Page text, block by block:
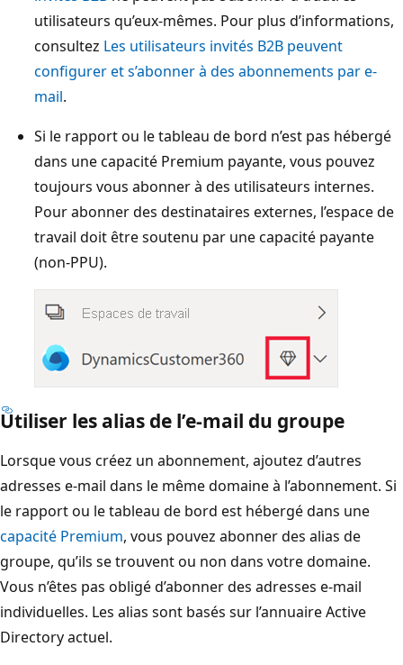
utilisateurs qu’eux-mêmes. Pour plus d’informations,
consultez Les utilisateurs invités B2B peuvent
configurer et s’abonner à des abonnements par e-
mail.
Si le rapport ou le tableau de bord n’est pas hébergé
dans une capacité Premium payante, vous pouvez
toujours vous abonner à des utilisateurs internes.
Pour abonner des destinataires externes, l’espace de
travail doit être soutenu par une capacité payante
(non-PPU).
Utiliser les alias de l’e-mail du groupe
Lorsque vous créez un abonnement, ajoutez d’autres
adresses e-mail dans le même domaine à l’abonnement. Si
le rapport ou le tableau de bord est hébergé dans une
capacité Premium, vous pouvez abonner des alias de
groupe, qu’ils se trouvent ou non dans votre domaine.
Vous n’êtes pas obligé d’abonner des adresses e-mail
individuelles. Les alias sont basés sur l’annuaire Active
Directory actuel.